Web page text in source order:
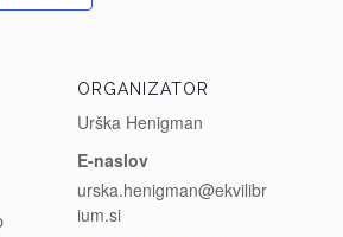
ORGANIZATOR
Urška Henigman
E-naslov
urska.henigman@ekvilibr
ium.si